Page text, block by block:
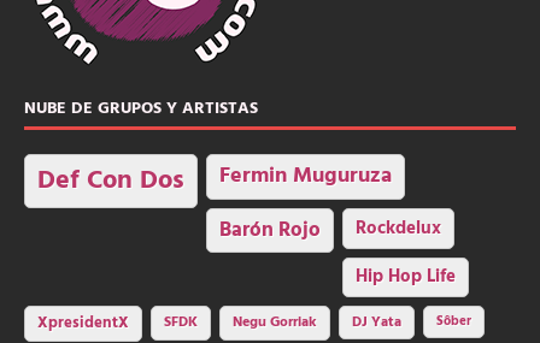
NUBE DE GRUPOS Y ARTISTAS
Def Con Dos Fermin Muguruza
Barón Rojo Rockdelux
Hip Hop Life
XpresidentX SFDK Negu Gorriak DJ Yata
Sôber